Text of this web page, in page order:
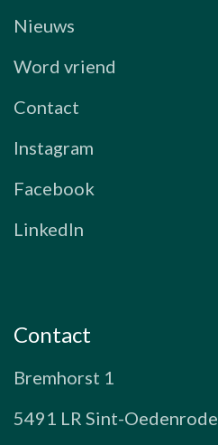
Nieuws
Word vriend
Contact
Instagram
Facebook
LinkedIn
Contact
Bremhorst 1
5491 LR Sint-Oedenrode